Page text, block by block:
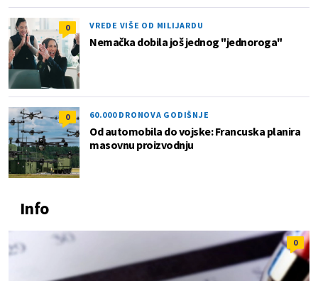
0 VREDE VIŠE OD MILIJARDU
Nemačka dobila još jednog "jednoroga"
0 60.000 DRONOVA GODIŠNJE
Od automobila do vojske: Francuska planira
masovnu proizvodnju
Info
0